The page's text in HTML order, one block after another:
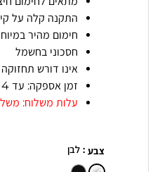
התקנה קלה על
חימום מהיר
חסכוני בחשמל
אינו דורש
זמן אספקה: עד 4 ימי עסקים.
עלות משלוח:
צבע : לבן